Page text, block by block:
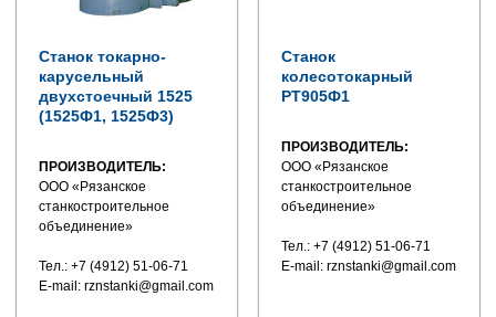
Станок токарно-
карусельный
двухстоечный 1525
(1525Ф1, 1525Ф3)
ПРОИЗВОДИТЕЛЬ:
ООО «Рязанское
станкостроительное
объединение»
Тел.: +7 (4912) 51-06-71
E-mail: rznstanki@gmail.com
Станок
колесотокарный
РТ905Ф1
ПРОИЗВОДИТЕЛЬ:
ООО «Рязанское
станкостроительное
объединение»
Тел.: +7 (4912) 51-06-71
E-mail: rznstanki@gmail.com